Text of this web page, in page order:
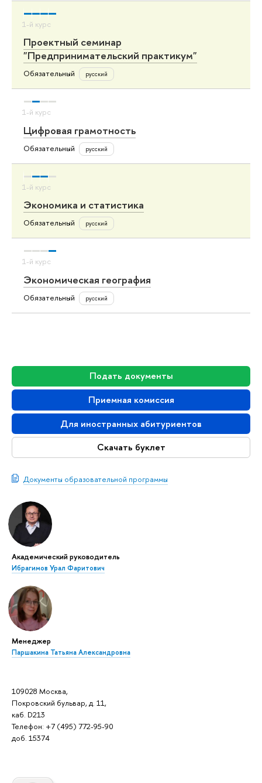
Подать документы
Приемная комиссия
Для иностранных абитуриентов
Скачать буклет
Документы образовательной программы
Академический руководитель
Ибрагимов Урал Фаритович
Менеджер
Паршакина Татьяна Александровна
109028 Москва,
Покровский бульвар, д. 11,
каб. D213
Телефон: +7 (495) 772-95-90
доб. 15374
Проектный семинар
"Предпринимательский практикум"
Обязательный русский
Цифровая грамотность
Обязательный русский
Экономика и статистика
Обязательный русский
Экономическая география
Обязательный русский